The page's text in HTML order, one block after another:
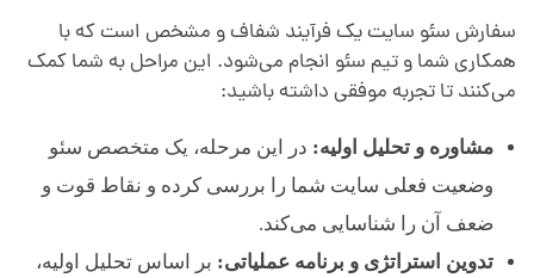
سفارش سئو سایت یک فرآیند شفاف و مشخص است که با
همکاری شما و تیم سئو انجام می‌شود. این مراحل به شما کمک
می‌کنند تا تجربه موفقی داشته باشید:
مشاوره و تحلیل اولیه: در این مرحله، یک متخصص سئو
وضعیت فعلی سایت شما را بررسی کرده و نقاط قوت و
ضعف آن را شناسایی می‌کند.
تدوین استراتژی و برنامه عملیاتی: بر اساس تحلیل اولیه،